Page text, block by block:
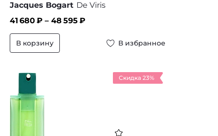
Jacques Bogart De Viris
41 680₽ – 48 595 ₽
В корзину В избранное
Скидка 23%